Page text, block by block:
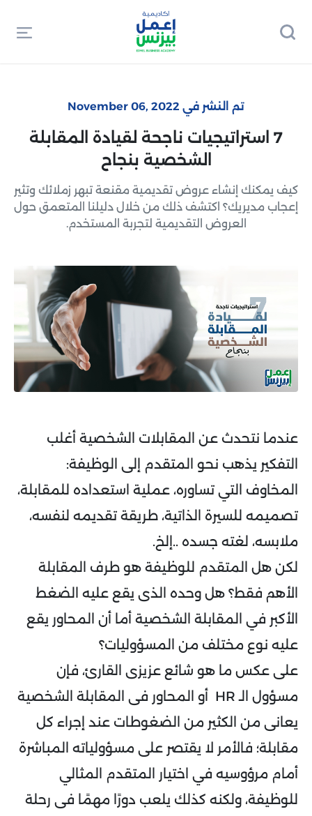
تم النشر في November 06, 2022
7 استراتيجيات ناجحة لقيادة المقابلة
الشخصية بنجاح
كيف يمكنك إنشاء عروض تقديمية مقنعة تبهر زملائك وتثير
إعجاب مديريك؟ اكتشف ذلك من خلال دليلنا المتعمق حول
العروض التقديمية لتجربة المستخدم.
عندما نتحدث عن المقابلات الشخصية أغلب
التفكير يذهب نحو المتقدم إلى الوظيفة:
المخاوف التي تساوره، عملية استعداده للمقابلة،
تصميمه للسيرة الذاتية، طريقة تقديمه لنفسه،
ملابسه، لغته جسده ..إلخ.
لكن هل المتقدم للوظيفة هو طرف المقابلة
الأهم فقط؟ هل وحده الذى يقع عليه الضغط
الأكبر في المقابلة الشخصية أما أن المحاور يقع
عليه نوع مختلف من المسؤوليات؟
على عكس ما هو شائع عزيزى القارئ، فإن
مسؤول الـ HR أو المحاور فى المقابلة الشخصية
يعانى من الكثير من الضغوطات عند إجراء كل
مقابلة؛ فالأمر لا يقتصر على مسؤولياته المباشرة
أمام مرؤوسيه في اختيار المتقدم المثالي
للوظيفة، ولكنه كذلك يلعب دورًا مهمًا فى رحلة